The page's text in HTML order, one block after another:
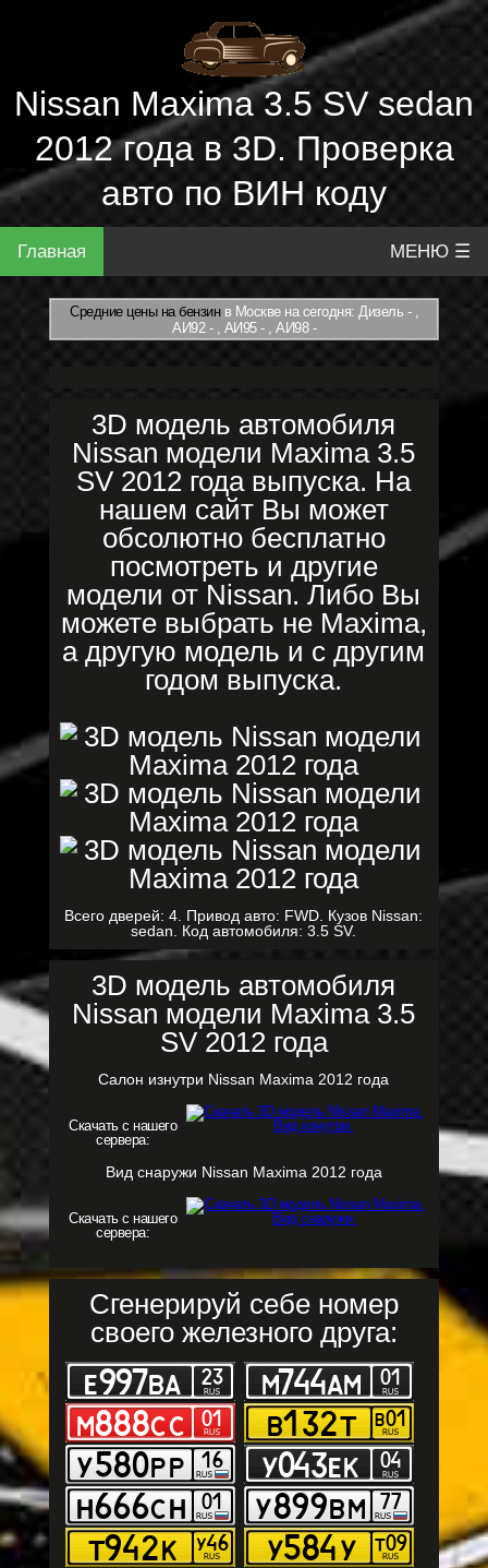
Nissan Maxima 3.5 SV sedan
2012 года в 3D. Проверка
авто по ВИН коду
Главная МЕНЮ ☰
Средние цены на бензинв Москве на сегодня: Дизель - ,
АИ92 - , АИ95 - , АИ98 -
3D модель автомобиля
Nissan модели Maxima 3.5
SV 2012 года выпуска. На
нашем сайт Вы может
обсолютно бесплатно
посмотреть и другие
модели от Nissan. Либо Вы
можете выбрать не Maxima,
а другую модель и с другим
годом выпуска.
Всего дверей: 4. Привод авто: FWD. Кузов Nissan:
sedan. Код автомобиля: 3.5 SV.
3D модель автомобиля
Nissan модели Maxima 3.5
SV 2012 года
Салон изнутри Nissan Maxima 2012 года
Скачать с нашего
сервера:
Вид снаружи Nissan Maxima 2012 года
Скачать с нашего
сервера:
Сгенерируй себе номер
своего железного друга: